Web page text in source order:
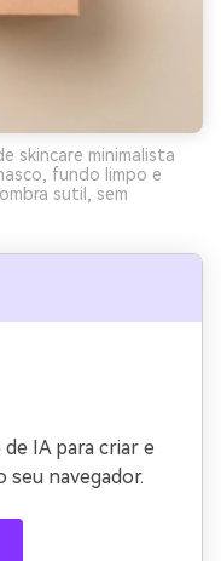
skincare minimalista
fundo limpo e
sutil, sem
IA para criar e
seu navegador.